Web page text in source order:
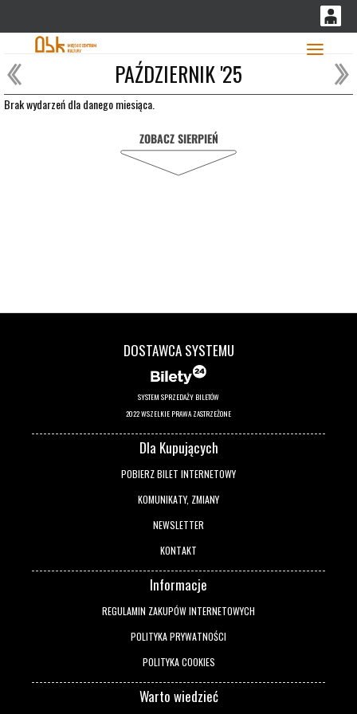
0,00
PLN
PAŹDZIERNIK '25
Brak wydarzeń dla danego miesiąca.
ZOBACZ SIERPIEŃ
DOSTAWCA SYSTEMU
SYSTEM SPRZEDAŻY BILETÓW
2022 WSZELKIE PRAWA ZASTRZEŻONE
Dla Kupujących
POBIERZ BILET INTERNETOWY
KOMUNIKATY, ZMIANY
NEWSLETTER
KONTAKT
Informacje
REGULAMIN ZAKUPÓW INTERNETOWYCH
POLITYKA PRYWATNOŚCI
POLITYKA COOKIES
Warto wiedzieć